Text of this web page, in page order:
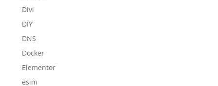
Divi
DIY
DNS
Docker
Elementor
esim